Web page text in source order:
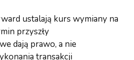
ustalają kurs wymiany na
przyszły
dają prawo, a nie
transakcji